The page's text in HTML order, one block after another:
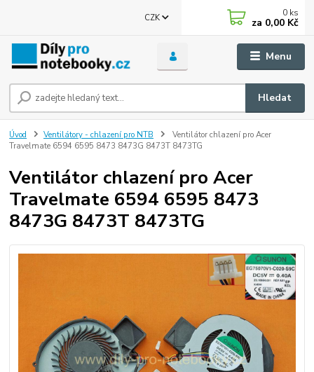
Menu
CZK
Hledat
0 ks
za 0,00 Kč
Úvod Ventilátory - chlazení pro NTB
Ventilátor chlazení pro Acer
Travelmate 6594 6595 8473 8473G 8473T 8473TG
Ventilátor chlazení pro Acer
Travelmate 6594 6595 8473
8473G 8473T 8473TG